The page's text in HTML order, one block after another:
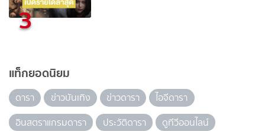
3
แท็กยอดนิยม
ดารา ข่าวบันเทิง ข่าวดารา
ไอจีดารา
อินสตราแกรมดารา
ประวัติดารา
ดูทีวีออนไลน์